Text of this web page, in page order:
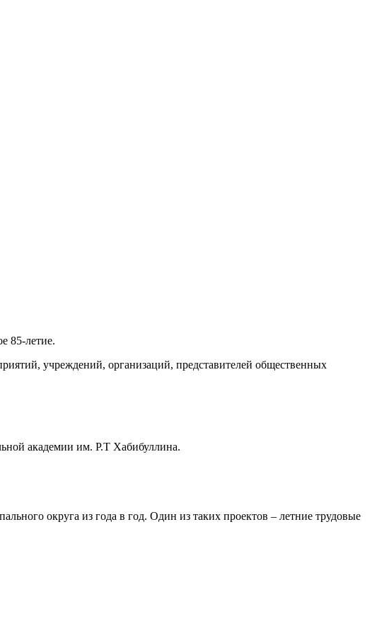
85-летие.
учреждений, организаций, представителей общественных
академии им. Р.Т Хабибуллина.
округа из года в год. Один из таких проектов – летние трудовые